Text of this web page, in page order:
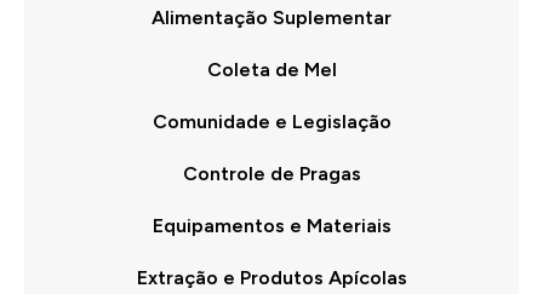
Alimentação Suplementar
Coleta de Mel
Comunidade e Legislação
Controle de Pragas
Equipamentos e Materiais
Extração e Produtos Apícolas